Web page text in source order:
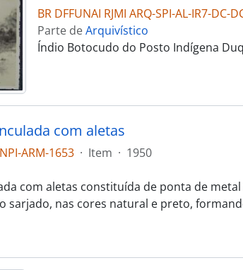
BR DFFUNAI RJMI ARQ-SPI-AL-IR7-DC-
Parte deArquivístico
Índio Botocudo do Posto Indígena
com aletas
ARM-1653 · Item · 1950
com aletas constituída de ponta de
sarjado, nas cores natural e preto,